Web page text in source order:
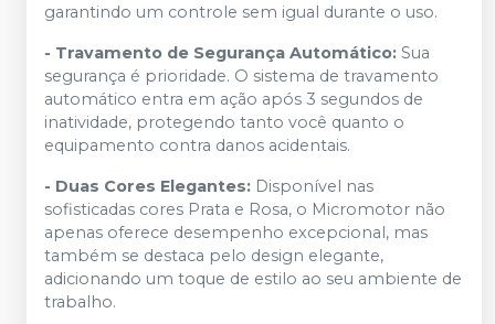
garantindo um controle sem igual durante o uso.
- Travamento de Segurança Automático: Sua
segurança é prioridade. O sistema de travamento
automático entra em ação após 3 segundos de
inatividade, protegendo tanto você quanto o
equipamento contra danos acidentais.
- Duas Cores Elegantes: Disponível nas
sofisticadas cores Prata e Rosa, o Micromotor não
apenas oferece desempenho excepcional, mas
também se destaca pelo design elegante,
adicionando um toque de estilo ao seu ambiente de
trabalho.